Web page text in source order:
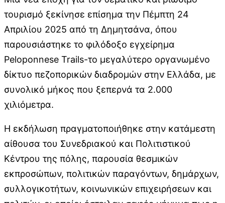
τουρισμό ξεκίνησε επίσημα την Πέμπτη 24
Απριλίου 2025 από τη Δημητσάνα, όπου
παρουσιάστηκε το φιλόδοξο εγχείρημα
Peloponnese Trails-το μεγαλύτερο οργανωμένο
δίκτυο πεζοπορικών διαδρομών στην Ελλάδα, με
συνολικό μήκος που ξεπερνά τα 2.000
χιλιόμετρα.
Η εκδήλωση πραγματοποιήθηκε στην κατάμεστη
αίθουσα του Συνεδριακού και Πολιτιστικού
Κέντρου της πόλης, παρουσία θεσμικών
εκπροσώπων, πολιτικών παραγόντων, δημάρχων,
συλλογικοτήτων, κοινωνικών επιχειρήσεων και